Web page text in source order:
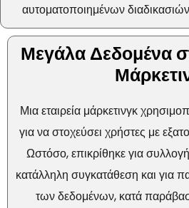
αυτοματοποιημένων
Μεγάλα Δεδομένα
Μια εταιρεία μάρκετινγκ
για να στοχεύσει χρήστες με
Ωστόσο, επικρίθηκε για
κατάλληλη συγκατάθεση και για
των δεδομένων, κατά